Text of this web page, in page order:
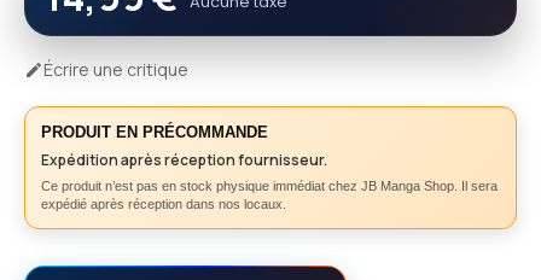
Écrire une critique
PRODUIT EN PRÉCOMMANDE
Expédition après réception fournisseur.
Ce produit n’est pas en stock physique immédiat chez JB Manga Shop. Il sera
expédié après réception dans nos locaux.